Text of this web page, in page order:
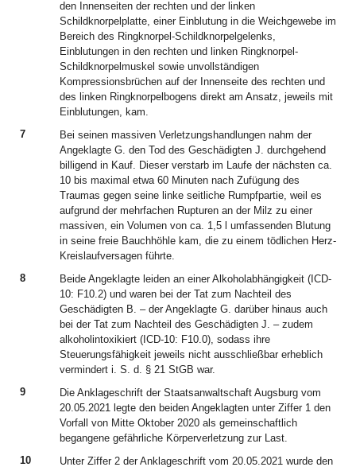
den Innenseiten der rechten und der linken
Schildknorpelplatte, einer Einblutung in die Weichgewebe im
Bereich des Ringknorpel-Schildknorpelgelenks,
Einblutungen in den rechten und linken Ringknorpel-
Schildknorpelmuskel sowie unvollständigen
Kompressionsbrüchen auf der Innenseite des rechten und
des linken Ringknorpelbogens direkt am Ansatz, jeweils mit
Einblutungen, kam.
7
Bei seinen massiven Verletzungshandlungen nahm der
Angeklagte G. den Tod des Geschädigten J. durchgehend
billigend in Kauf. Dieser verstarb im Laufe der nächsten ca.
10 bis maximal etwa 60 Minuten nach Zufügung des
Traumas gegen seine linke seitliche Rumpfpartie, weil es
aufgrund der mehrfachen Rupturen an der Milz zu einer
massiven, ein Volumen von ca. 1,5 l umfassenden Blutung
in seine freie Bauchhöhle kam, die zu einem tödlichen Herz-
Kreislaufversagen führte.
8
Beide Angeklagte leiden an einer Alkoholabhängigkeit (ICD-
10: F10.2) und waren bei der Tat zum Nachteil des
Geschädigten B. – der Angeklagte G. darüber hinaus auch
bei der Tat zum Nachteil des Geschädigten J. – zudem
alkoholintoxikiert (ICD-10: F10.0), sodass ihre
Steuerungsfähigkeit jeweils nicht ausschließbar erheblich
vermindert i. S. d. § 21 StGB war.
9
Die Anklageschrift der Staatsanwaltschaft Augsburg vom
20.05.2021 legte den beiden Angeklagten unter Ziffer 1 den
Vorfall von Mitte Oktober 2020 als gemeinschaftlich
begangene gefährliche Körperverletzung zur Last.
10
Unter Ziffer 2 der Anklageschrift vom 20.05.2021 wurde den